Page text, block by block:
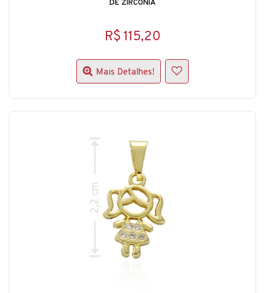
DE ZIRCÔNIA
R$ 115,20
Mais Detalhes!